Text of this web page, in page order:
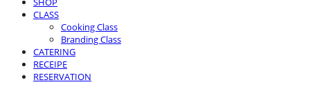
CLASS
Cooking Class
Branding Class
CATERING
RECEIPE
RESERVATION